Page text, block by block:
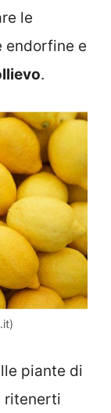
le
endorfine e
.
piante di
ritenerti